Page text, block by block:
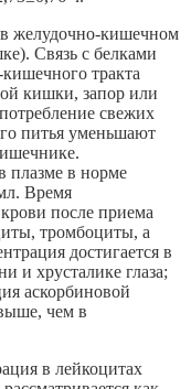
в желудочно-кишечном
Связь с белками
тракта
кишки, запор или
свежих
питья уменьшают
плазме в норме
Время
после приема
тромбоциты, а
достигается в
и хрусталике глаза;
аскорбиновой
чем в
в лейкоцитах